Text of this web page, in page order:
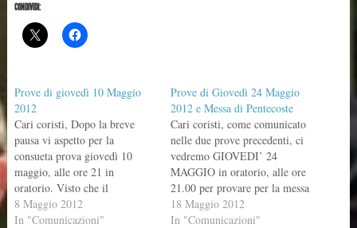
CONDIVIDI:
Prove di giovedì 10 Maggio
2012
Cari coristi, Dopo la breve
pausa vi aspetto per la
consueta prova giovedì 10
maggio, alle ore 21 in
oratorio. Visto che il
programma per la messa di
Pentecoste sarà più o meno
8 Maggio 2012
In "Comunicazioni"
Prove di Giovedì 24 Maggio
2012 e Messa di Pentecoste
Cari coristi, come comunicato
nelle due prove precedenti, ci
vedremo GIOVEDI’ 24
MAGGIO in oratorio, alle ore
21.00 per provare per la messa
di Pentecoste. Il programma è
quello di seguito. Per quanto
18 Maggio 2012
In "Comunicazioni"